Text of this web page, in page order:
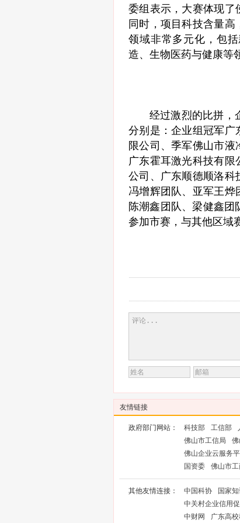
委组表示，大赛体现了
同时，项目科技含量
领域非常多元化，包
造、生物医药与健康等
经过激烈的比拼，
分别是：企业组冠军广
限公司、季军佛山市液
广东霍耳激光科技有
公司、广东顺德顺洛科
冯增辉团队、亚军王烨
陈潮鑫团队、梁健鑫
参加市赛，与其他区域
友情链接
政府部门网站： 科技部 工信部
佛山市工信局
佛
佛山企业云服务
国资委
佛山市
其他友情连接： 中国科协 国家
中关村企业信用
中财网
广东高